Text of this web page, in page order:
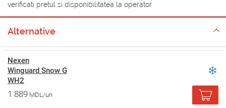
verificati pretul si disponibilitatea la operator
Alternative
Nexen
Winguard Snow G
WH2
1 889 MDL/un